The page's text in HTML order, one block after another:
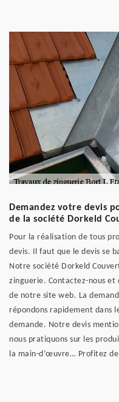
Demandez votre devis
de la société Dorkeld
Pour la réalisation de tous
devis. Il faut que le devis se
Notre société Dorkeld
zinguerie. Contactez-nous
de notre site web. La
répondons rapidement dans
demande. Notre devis
nous pratiquons sur les
la main-d’œuvre… Profitez